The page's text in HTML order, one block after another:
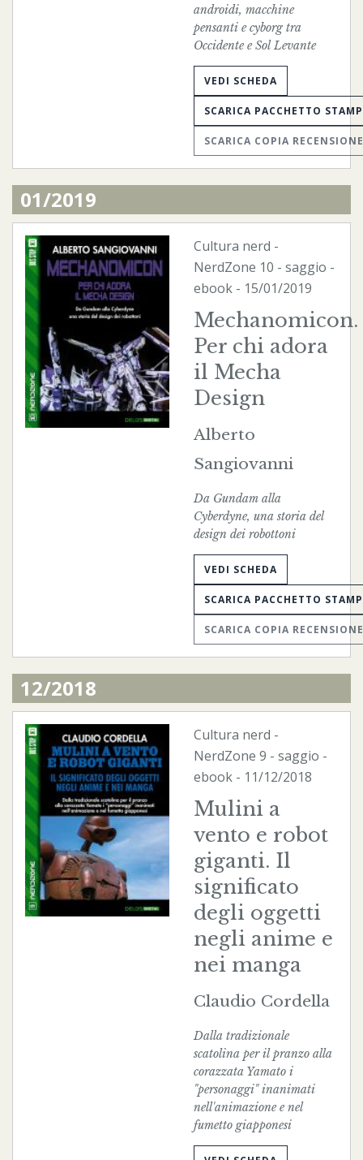
androidi, macchine
pensanti e cyborg tra
Occidente e Sol Levante
VEDI SCHEDA
SCARICA PACCHETTO
SCARICA COPIA RECENSIONE
01/2019
Cultura nerd -
NerdZone 10 - saggio -
ebook - 15/01/2019
Mechanomicon.
Per chi adora
il Mecha
Design
Alberto
Sangiovanni
Da Gundam alla
Cyberdyne, una storia del
design dei robottoni
VEDI SCHEDA
SCARICA PACCHETTO
SCARICA COPIA RECENSIONE
12/2018
Cultura nerd -
NerdZone 9 - saggio -
ebook - 11/12/2018
Mulini a
vento e robot
giganti. Il
significato
degli oggetti
negli anime e
nei manga
Claudio Cordella
Dalla tradizionale
scatolina per il pranzo alla
corazzata Yamato i
"personaggi" inanimati
nell'animazione e nel
fumetto giapponesi